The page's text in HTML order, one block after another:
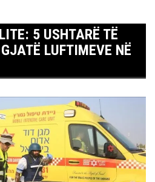
5 USHTARË TË
LUFTIMEVE NË